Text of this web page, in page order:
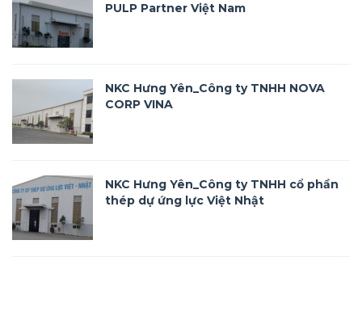
PULP Partner Việt Nam
NKC Hưng Yên_Công ty TNHH NOVA
CORP VINA
NKC Hưng Yên_Công ty TNHH cổ phần
thép dự ứng lực Việt Nhật